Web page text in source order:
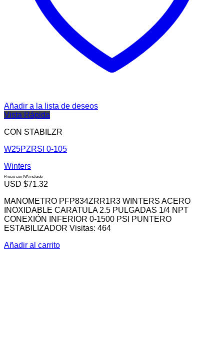
Añadir a la lista de deseos
Vista Rápida
CON STABILZR
W25PZRSI 0-105
Winters
Precio con IVA incluido
USD $71.32
MANOMETRO PFP834ZRR1R3 WINTERS ACERO
INOXIDABLE CARATULA 2.5 PULGADAS 1/4 NPT
CONEXIÓN INFERIOR 0-1500 PSI PUNTERO
ESTABILIZADOR Visitas: 464
Añadir al carrito